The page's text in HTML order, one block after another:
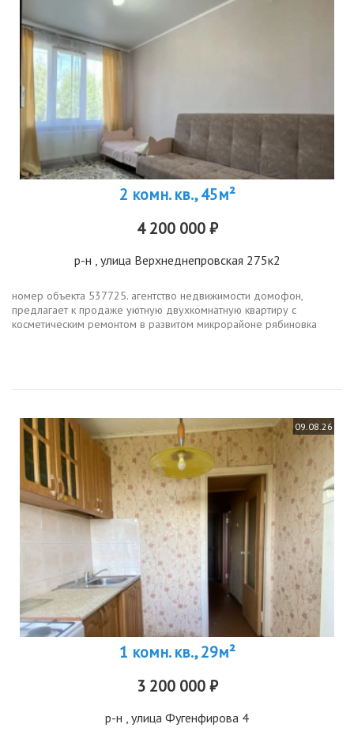
2 комн. кв., 45м²
4 200 000 ₽
р-н , улица Верхнеднепровская 275к2
номер объекта 537725. агентство недвижимости домофон,
предлагает к продаже уютную двухкомнатную квартиру с
косметическим ремонтом в развитом микрорайоне рябиновка
09.08.26
1 комн. кв., 29м²
3 200 000 ₽
р-н , улица Фугенфирова 4